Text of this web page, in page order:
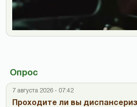
Опрос
7 августа 2026 - 07:42
Проходите ли вы